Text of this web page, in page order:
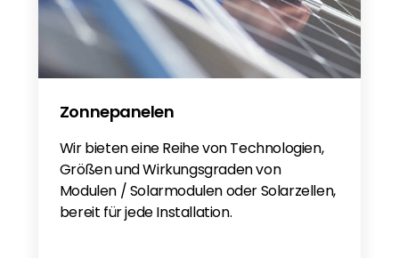
Zonnepanelen
Wir bieten eine Reihe von Technologien,
Größen und Wirkungsgraden von
Modulen / Solarmodulen oder Solarzellen,
bereit für jede Installation.